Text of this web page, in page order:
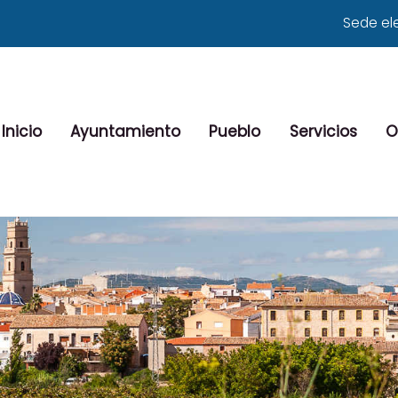
Sede
Inicio Ayuntamiento Pueblo Servicios